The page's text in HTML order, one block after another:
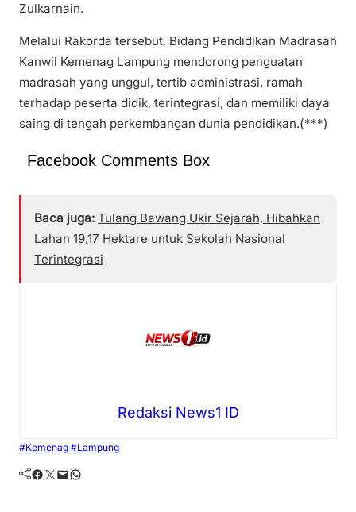
Zulkarnain.
Melalui Rakorda tersebut, Bidang Pendidikan Madrasah
Kanwil Kemenag Lampung mendorong penguatan
madrasah yang unggul, tertib administrasi, ramah
terhadap peserta didik, terintegrasi, dan memiliki daya
saing di tengah perkembangan dunia pendidikan.(***)
Facebook Comments Box
Baca juga: Tulang Bawang Ukir Sejarah, Hibahkan
Lahan 19,17 Hektare untuk Sekolah Nasional
Terintegrasi
Redaksi News1 ID
#Kemenag #Lampung
Facebook Twitter Mail WhatsApp